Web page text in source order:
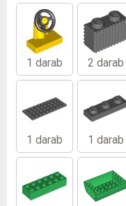
1 darab 2 darab
1 darab 1 darab